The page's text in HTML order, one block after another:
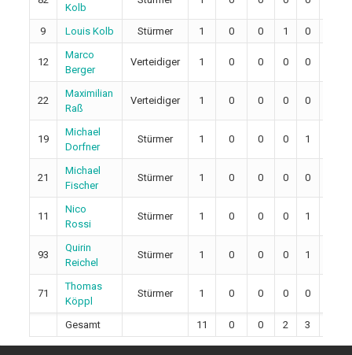
Kolb
9 Louis Kolb Stürmer 1 0 0 1 0
12
Marco
Berger
Verteidiger 1 0 0 0 0
22
Maximilian
Raß
Verteidiger 1 0 0 0 0
19
Michael
Dorfner
Stürmer 1 0 0 0 1
21
Michael
Fischer
Stürmer 1 0 0 0 0
11
Nico
Rossi
Stürmer 1 0 0 0 1
93
Quirin
Reichel
Stürmer 1 0 0 0 1
71
Thomas
Köppl
Stürmer 1 0 0 0 0
Gesamt 11 0 0 2 3